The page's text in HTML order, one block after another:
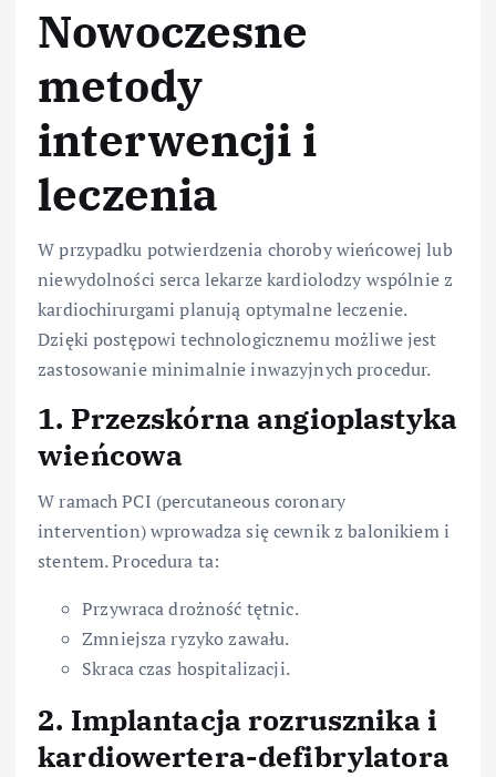
Nowoczesne
metody
interwencji i
leczenia
W przypadku potwierdzenia choroby wieńcowej lub
niewydolności serca lekarze kardiolodzy wspólnie z
kardiochirurgami planują optymalne leczenie.
Dzięki postępowi technologicznemu możliwe jest
zastosowanie minimalnie inwazyjnych procedur.
1. Przezskórna angioplastyka
wieńcowa
W ramach PCI (percutaneous coronary
intervention) wprowadza się cewnik z balonikiem i
stentem. Procedura ta:
Przywraca drożność tętnic.
Zmniejsza ryzyko zawału.
Skraca czas hospitalizacji.
2. Implantacja rozrusznika i
kardiowertera-defibrylatora